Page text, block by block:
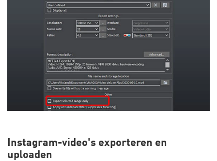
Instagram-video's exporteren en
uploaden